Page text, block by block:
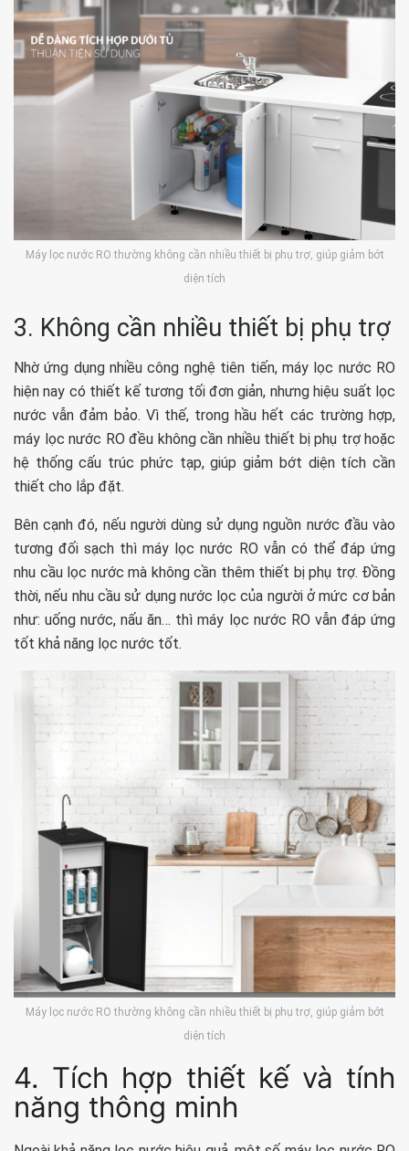
Máy lọc nước RO thường không cần nhiều thiết bị phụ trợ, giúp giảm bớt
diện tích
3. Không cần nhiều thiết bị phụ trợ
Nhờ ứng dụng nhiều công nghệ tiên tiến, máy lọc nước RO
hiện nay có thiết kế tương tối đơn giản, nhưng hiệu suất lọc
nước vẫn đảm bảo. Vì thế, trong hầu hết các trường hợp,
máy lọc nước RO đều không cần nhiều thiết bị phụ trợ hoặc
hệ thống cấu trúc phức tạp, giúp giảm bớt diện tích cần
thiết cho lắp đặt.
Bên cạnh đó, nếu người dùng sử dụng nguồn nước đầu vào
tương đối sạch thì máy lọc nước RO vẫn có thể đáp ứng
nhu cầu lọc nước mà không cần thêm thiết bị phụ trợ. Đồng
thời, nếu nhu cầu sử dụng nước lọc của người ở mức cơ bản
như: uống nước, nấu ăn… thì máy lọc nước RO vẫn đáp ứng
tốt khả năng lọc nước tốt.
Máy lọc nước RO thường không cần nhiều thiết bị phụ trợ, giúp giảm bớt
diện tích
4. Tích hợp thiết kế và tính
năng thông minh